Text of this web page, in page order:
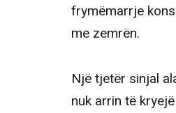
frymëmarrje
me zemrën.
Një tjetër sinjal
nuk arrin të